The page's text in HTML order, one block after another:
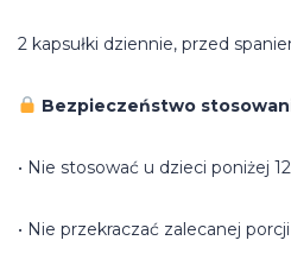
2 kapsułki dziennie, przed
Bezpieczeństwo
• Nie stosować u dzieci poniżej
• Nie przekraczać zalecanej